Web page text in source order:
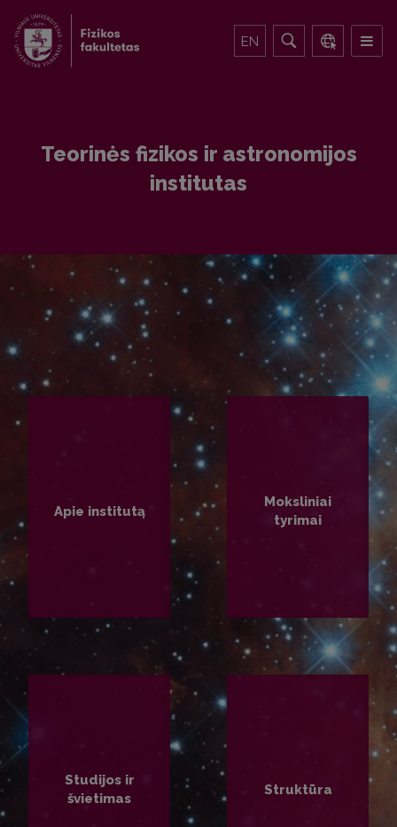
EN
Teorinės fizikos ir astronomijos
institutas
Apie institutą
Moksliniai
tyrimai
Studijos ir
švietimas
Struktūra